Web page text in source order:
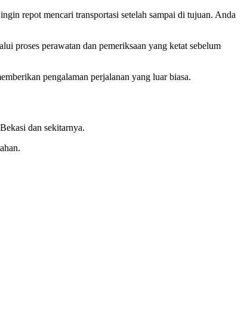
repot mencari transportasi setelah sampai di tujuan. Anda
proses perawatan dan pemeriksaan yang ketat sebelum
pengalaman perjalanan yang luar biasa.
dan sekitarnya.